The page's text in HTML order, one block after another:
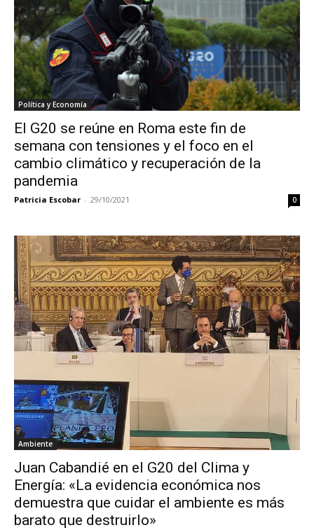
Política y Economía
El G20 se reúne en Roma este fin de
semana con tensiones y el foco en el
cambio climático y recuperación de la
pandemia
Patricia Escobar - 29/10/2021 0
Ambiente
Juan Cabandié en el G20 del Clima y
Energía: «La evidencia económica nos
demuestra que cuidar el ambiente es más
barato que destruirlo»